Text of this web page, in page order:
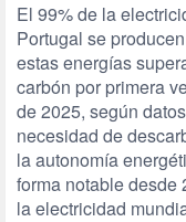
El 99% de la
Portugal se
estas energías
carbón por primera
de 2025, según
necesidad de
la autonomía
forma notable desde
la electricidad